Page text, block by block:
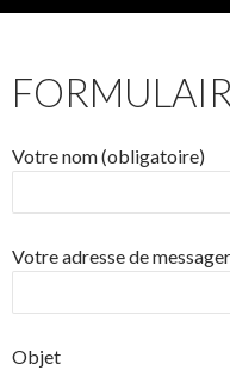
Votre nom (obligatoire)
Votre adresse de
Objet